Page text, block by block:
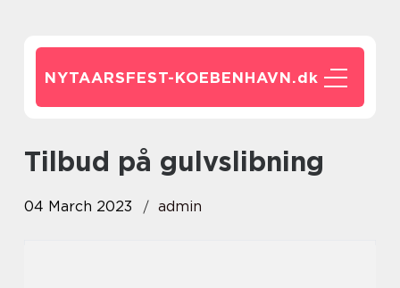
NYTAARSFEST-KOEBENHAVN.dk
tilbud på gulvslibning
04 March 2023 admin